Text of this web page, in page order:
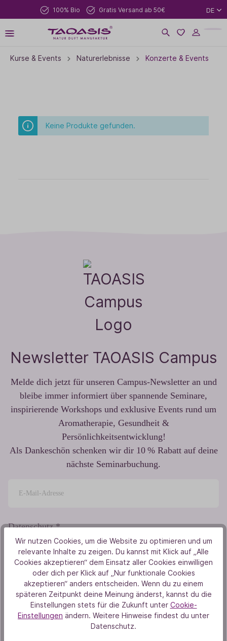
100% Bio Gratis Versand ab 50€ DE
Kurse & Events Naturerlebnisse Konzerte & Events
Keine Produkte gefunden.
Newsletter TAOASIS Campus
Melde dich jetzt für unseren Campus-Newsletter an und
bleibe immer informiert über spannende Seminare,
inspirierende Workshops und exklusive Events rund um
Aromatherapie, Gesundheit &
Persönlichkeitsentwicklung!
Als Dankeschön schenken wir dir 10 % Rabatt auf deine
nächste Seminarbuchung.
Datenschutz *
Ich habe die Datenschutzbestimmungen
zur Kenntnis
genommen und dieAGBgelesen und bin mit ihnen
einverstanden.
Jetzt abonnieren
Wir nutzen Cookies, um die Website zu optimieren und um
relevante Inhalte zu zeigen. Du kannst mit Klick auf „Alle
Cookies akzeptieren“ dem Einsatz aller Cookies einwilligen
oder dich per Klick auf „Nur funktionale Cookies
akzeptieren“ anders entscheiden. Wenn du zu einem
späteren Zeitpunkt deine Meinung änderst, kannst du die
Einstellungen stets für die Zukunft unter Cookie-
Einstellungen ändern. Weitere Hinweise findest du unter
Datenschutz.